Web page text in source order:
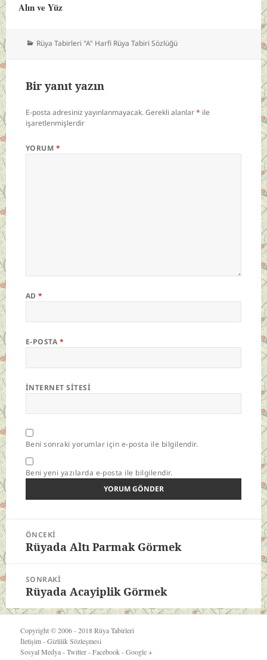
Alın ve Yüz
Kategoriler
Rüya Tabirleri "A" Harfi Rüya Tabiri Sözlüğü
Bir yanıt yazın
E-posta adresiniz yayınlanmayacak.Gerekli alanlar* ile
işaretlenmişlerdir
YORUM *
AD*
E-POSTA *
İNTERNET SITESI
Beni sonraki yorumlar için e-posta ile bilgilendir.
Beni yeni yazılarda e-posta ile bilgilendir.
Yazı
gezinmesi
ÖNCEKI
Önceki
Rüyada Altı Parmak Görmek
SONRAKI
Sonraki
yazı:
Rüyada Acayiplik Görmek
Copyright © 2006 - 2018Rüya Tabirleri
İletişim-Gizlilik Sözleşmesi
Sosyal Medya -Twitter-Facebook-Google +